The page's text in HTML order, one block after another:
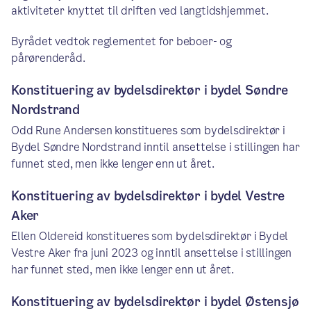
aktiviteter knyttet til driften ved langtidshjemmet.
Byrådet vedtok reglementet for beboer- og
pårørenderåd.
Konstituering av bydelsdirektør i bydel Søndre
Nordstrand
Odd Rune Andersen konstitueres som bydelsdirektør i
Bydel Søndre Nordstrand inntil ansettelse i stillingen har
funnet sted, men ikke lenger enn ut året.
Konstituering av bydelsdirektør i bydel Vestre
Aker
Ellen Oldereid konstitueres som bydelsdirektør i Bydel
Vestre Aker fra juni 2023 og inntil ansettelse i stillingen
har funnet sted, men ikke lenger enn ut året.
Konstituering av bydelsdirektør i bydel Østensjø